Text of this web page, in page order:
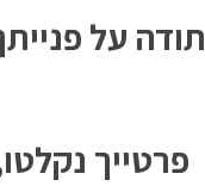
תודה על
פרטייך